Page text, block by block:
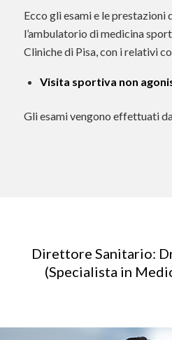
Ecco gli esami e le prestazioni
l’ambulatorio di medicina
Cliniche di Pisa, con i relativi
Visita sportiva non
Gli esami vengono effettuati
Direttore Sanitario:
(Specialista in